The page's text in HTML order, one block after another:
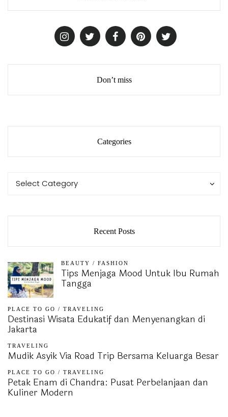
Don’t miss
Categories
Categories
Select Category
Categories
Recent Posts
BEAUTY / FASHION
Tips Menjaga Mood Untuk Ibu Rumah
Tangga
PLACE TO GO / TRAVELING
Destinasi Wisata Edukatif dan Menyenangkan di
Jakarta
TRAVELING
Mudik Asyik Via Road Trip Bersama Keluarga Besar
PLACE TO GO / TRAVELING
Petak Enam di Chandra: Pusat Perbelanjaan dan
Kuliner Modern